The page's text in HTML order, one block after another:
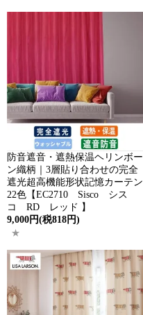
防音遮音・遮熱保温ヘリンボー
ン織柄｜3層貼り合わせの完全
遮光超高機能形状記憶カーテン
22色【EC2710 Sisco シス
コ RD レッド 】
9,000円(税818円)